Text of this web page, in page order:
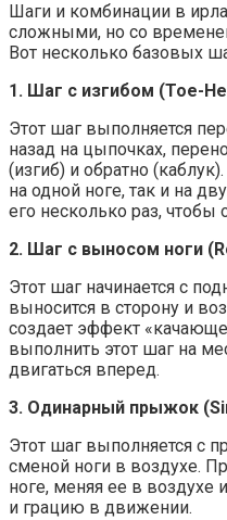
Шаги и комбинации в
сложными, но со
Вот несколько базовых
1. Шаг с изгибом (Toe-
Этот шаг выполняется
назад на цыпочках,
(изгиб) и обратно
на одной ноге, так и на
его несколько раз, чтобы
2. Шаг с выносом ноги
Этот шаг начинается с
выносится в сторону и
создает эффект
выполнить этот шаг на
двигаться вперед.
3. Одинарный прыжок
Этот шаг выполняется с
сменой ноги в воздухе.
ноге, меняя ее в воздухе
и грацию в движении.